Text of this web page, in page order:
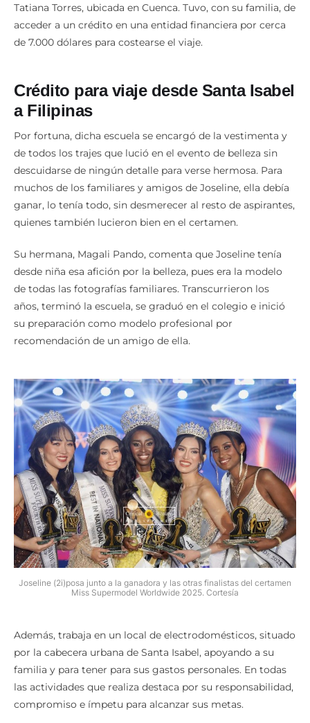
Tatiana Torres, ubicada en Cuenca. Tuvo, con su familia, de
acceder a un crédito en una entidad financiera por cerca
de 7.000 dólares para costearse el viaje.
Crédito para viaje desde Santa Isabel
a Filipinas
Por fortuna, dicha escuela se encargó de la vestimenta y
de todos los trajes que lució en el evento de belleza sin
descuidarse de ningún detalle para verse hermosa. Para
muchos de los familiares y amigos de Joseline, ella debía
ganar, lo tenía todo, sin desmerecer al resto de aspirantes,
quienes también lucieron bien en el certamen.
Su hermana, Magali Pando, comenta que Joseline tenía
desde niña esa afición por la belleza, pues era la modelo
de todas las fotografías familiares. Transcurrieron los
años, terminó la escuela, se graduó en el colegio e inició
su preparación como modelo profesional por
recomendación de un amigo de ella.
Joseline (2i)posa junto a la ganadora y las otras finalistas del certamen
Miss Supermodel Worldwide 2025. Cortesía
Además, trabaja en un local de electrodomésticos, situado
por la cabecera urbana de Santa Isabel, apoyando a su
familia y para tener para sus gastos personales. En todas
las actividades que realiza destaca por su responsabilidad,
compromiso e ímpetu para alcanzar sus metas.